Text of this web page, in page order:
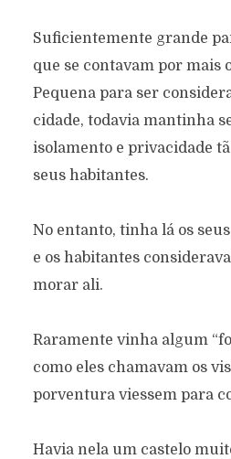
Suficientemente grande
que se contavam por mais
Pequena para ser
cidade, todavia mantinha
isolamento e privacidade
seus habitantes.
No entanto, tinha lá os
e os habitantes
morar ali.
Raramente vinha algum
como eles chamavam os
porventura viessem para
Havia nela um castelo